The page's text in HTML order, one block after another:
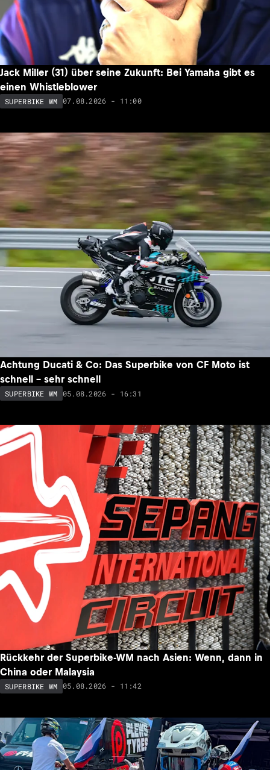
Jack Miller (31) über seine Zukunft: Bei Yamaha gibt es
einen Whistleblower
SUPERBIKE WM 07.08.2026 - 11:00
Achtung Ducati & Co: Das Superbike von CF Moto ist
schnell – sehr schnell
SUPERBIKE WM 05.08.2026 - 16:31
Rückkehr der Superbike-WM nach Asien: Wenn, dann in
China oder Malaysia
SUPERBIKE WM 05.08.2026 - 11:42